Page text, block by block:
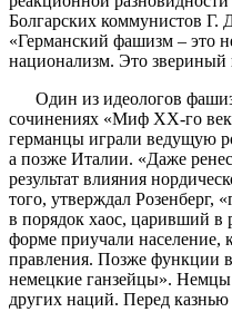
Болгарских коммунистов Г.
«Германский фашизм – это
национализм. Это
Один из идеологов
сочинениях «Миф ХХ-го
германцы играли ведущую
а позже Италии. «Даже
результат влияния
того, утверждал Розенберг,
в порядок хаос, царивший в
форме приучали население,
правления. Позже функции
немецкие ганзейцы». Немцы
других наций. Перед